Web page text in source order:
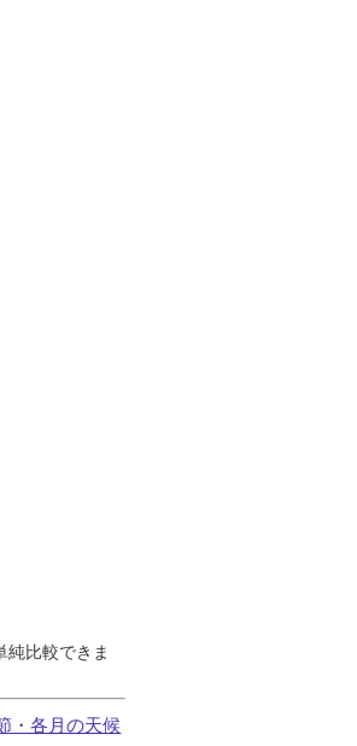
比較できま
・各月の天候